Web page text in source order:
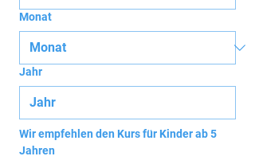
Monat
Jahr
Wir empfehlen den Kurs für Kinder ab 5
Jahren